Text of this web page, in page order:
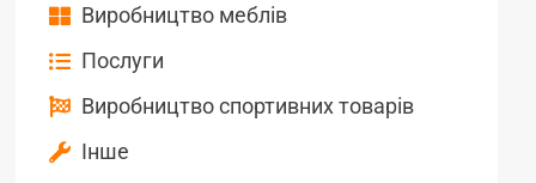
Виробництво меблів
Послуги
Виробництво спортивних товарів
Інше